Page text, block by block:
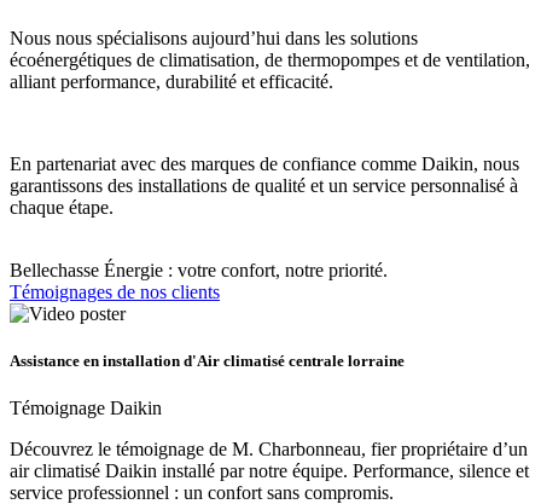
Nous nous spécialisons aujourd’hui dans les solutions
écoénergétiques de climatisation, de thermopompes et de ventilation,
alliant performance, durabilité et efficacité.
En partenariat avec des marques de confiance comme Daikin, nous
garantissons des installations de qualité et un service personnalisé à
chaque étape.
Bellechasse Énergie : votre confort, notre priorité.
Témoignages de nos clients
Assistance en installation d'Air climatisé centrale lorraine
Témoignage Daikin
Découvrez le témoignage de M. Charbonneau, fier propriétaire d’un
air climatisé Daikin installé par notre équipe. Performance, silence et
service professionnel : un confort sans compromis.